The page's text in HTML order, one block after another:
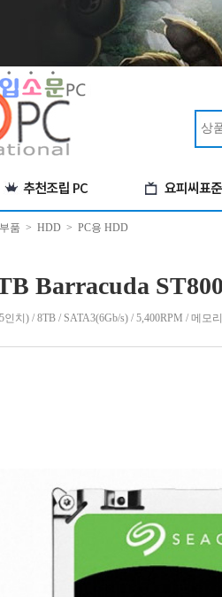
품 > HDD > PC용 HDD
Barracuda
인치) / 8TB / SATA3(6Gb/s) / 5,400RPM / 메